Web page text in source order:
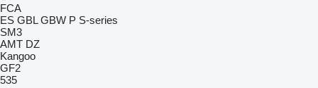
FCA
ES GBL GBW P S-series
SM3
AMT DZ
Kangoo
GF2
535